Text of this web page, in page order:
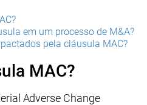
em um processo de M&A?
pela cláusula MAC?
MAC?
Adverse Change